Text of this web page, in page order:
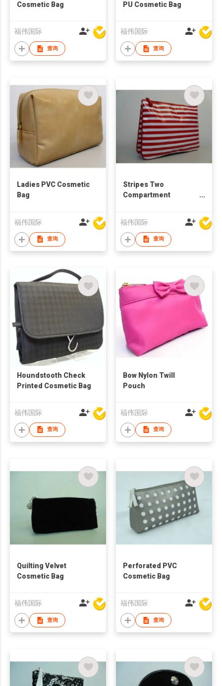
Cosmetic Bag
福伟国际
查询
PU Cosmetic Bag
福伟国际
查询
Ladies PVC Cosmetic
Bag
福伟国际
查询
Stripes Two
Compartment
福伟国际
查询
Houndstooth Check
Printed Cosmetic Bag
福伟国际
查询
Bow Nylon Twill
Pouch
福伟国际
查询
Quilting Velvet
Cosmetic Bag
福伟国际
查询
Perforated PVC
Cosmetic Bag
福伟国际
查询